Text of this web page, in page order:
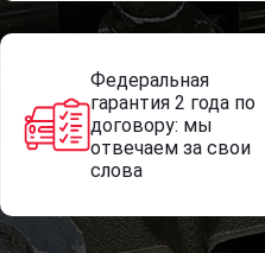
Федеральная
гарантия 2 года по
договору: мы
отвечаем за свои
слова